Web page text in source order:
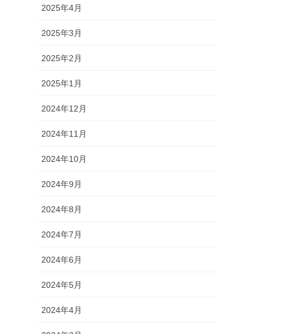
2025年4月
2025年3月
2025年2月
2025年1月
2024年12月
2024年11月
2024年10月
2024年9月
2024年8月
2024年7月
2024年6月
2024年5月
2024年4月